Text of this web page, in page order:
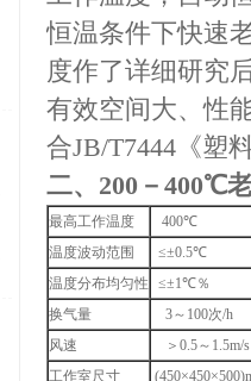
恒温条件下快速
度作了详细研究
有效空间大、性
合JB/T7444《塑
二、 200－400℃
最高工作温度
400℃
温度波动范围
≤±0.5℃
温度分布均匀性
≤±1℃％
换气量
3～100次/h
风速
＞0.5～1.5m/s
工作室尺寸